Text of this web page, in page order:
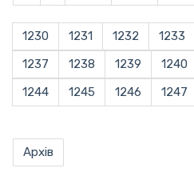
1230
1231 1232 1233
1237
1238 1239 1240
1244
1245 1246 1247
Архів